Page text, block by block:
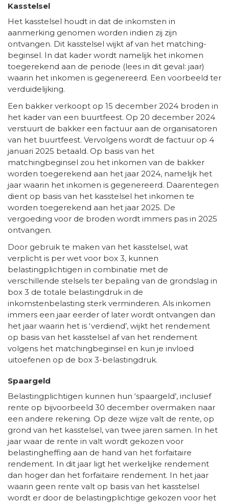
Kasstelsel
Het kasstelsel houdt in dat de inkomsten in
aanmerking genomen worden indien zij zijn
ontvangen. Dit kasstelsel wijkt af van het matching-
beginsel. In dat kader wordt namelijk het inkomen
toegerekend aan de periode (lees in dit geval: jaar)
waarin het inkomen is gegenereerd. Een voorbeeld ter
verduidelijking.
Een bakker verkoopt op 15 december 2024 broden in
het kader van een buurtfeest. Op 20 december 2024
verstuurt de bakker een factuur aan de organisatoren
van het buurtfeest. Vervolgens wordt de factuur op 4
januari 2025 betaald. Op basis van het
matchingbeginsel zou het inkomen van de bakker
worden toegerekend aan het jaar 2024, namelijk het
jaar waarin het inkomen is gegenereerd. Daarentegen
dient op basis van het kasstelsel het inkomen te
worden toegerekend aan het jaar 2025. De
vergoeding voor de broden wordt immers pas in 2025
ontvangen.
Door gebruik te maken van het kasstelsel, wat
verplicht is per wet voor box 3, kunnen
belastingplichtigen in combinatie met de
verschillende stelsels ter bepaling van de grondslag in
box 3 de totale belastingdruk in de
inkomstenbelasting sterk verminderen. Als inkomen
immers een jaar eerder of later wordt ontvangen dan
het jaar waarin het is ‘verdiend’, wijkt het rendement
op basis van het kasstelsel af van het rendement
volgens het matchingbeginsel en kun je invloed
uitoefenen op de box 3-belastingdruk.
Spaargeld
Belastingplichtigen kunnen hun ‘spaargeld’, inclusief
rente op bijvoorbeeld 30 december overmaken naar
een andere rekening. Op deze wijze valt de rente, op
grond van het kasstelsel, van twee jaren samen. In het
jaar waar de rente in valt wordt gekozen voor
belastingheffing aan de hand van het forfaitaire
rendement. In dit jaar ligt het werkelijke rendement
dan hoger dan het forfaitaire rendement. In het jaar
waarin geen rente valt op basis van het kasstelsel
wordt er door de belastingplichtige gekozen voor het